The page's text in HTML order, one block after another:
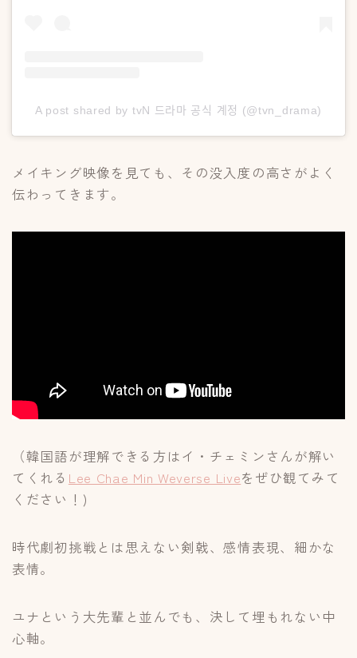
A post shared by tvN 드라마 공식 계정 (@tvn_drama)
メイキング映像を見ても、その没入度の高さがよく
伝わってきます。
（韓国語が理解できる方はイ・チェミンさんが解い
てくれる Lee Chae Min Weverse Liveをぜひ観てみて
ください！)
時代劇初挑戦とは思えない剣戟、感情表現、細かな
表情。
ユナという大先輩と並んでも、決して埋もれない中
心軸。